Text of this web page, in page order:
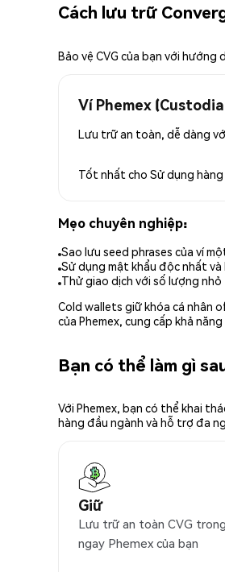
Cách lưu trữ
Bảo vệ CVG của bạn với hướng
Ví Phemex
Lưu trữ an toàn, dễ dàng
Tốt nhất cho Sử dụng
Mẹo chuyên nghiệp:
Sao lưu seed phrases của ví
Sử dụng mật khẩu độc nhất
Thử giao dịch với số lượng
Cold wallets giữ khóa cá nhân
của Phemex, cung cấp khả
Bạn có thể làm gì
Với Phemex, bạn có thể khai
hàng đầu ngành và hỗ trợ đa
Giữ
Lưu trữ an toàn CVG
ngay Phemex của bạn